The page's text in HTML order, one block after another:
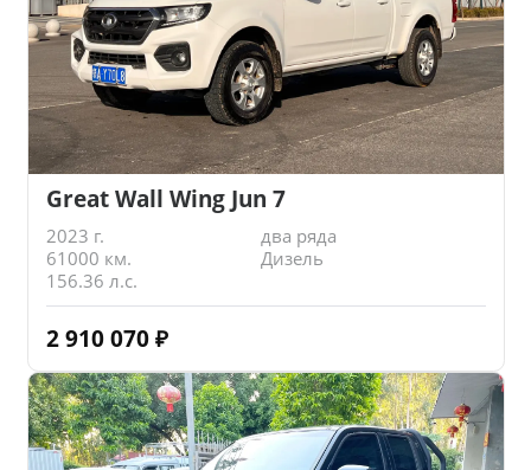
Great Wall Wing Jun 7
2023 г.
два ряда
61000 км.
Дизель
156.36 л.с.
2 910 070 ₽